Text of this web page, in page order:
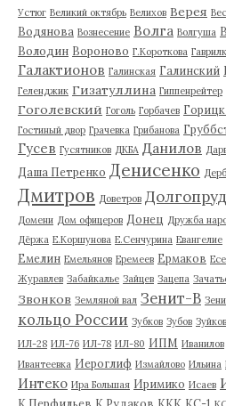
Устюг Великий октябрь Велихов Верея
Водянова Вознесение Волга Волгуша
Володин Вороново Г.Короткова
Галактионов Галинская Галинский
Геленджик Гизатуллина Гиппенрейтер
Гоголевский Гоголь Горбачев
Гостиный двор Грачевка Грибанова
Гусев Гусятников ДКБА Данилов
Даша Петренко Денисенко
Дмитров Доветров
Домени Дом офицеров Донец Дружба
Дёржа Е.Коршунова Е.Сенчурина Евангелие
Емелин Емельянов Еремеев Ермаков
Журавлев Забайкалье Зайцев Зацепа
Звонков Земляной вал Зенит-В
кольцо России Зубков Зубов Зуйков
ИЛ-28 ИЛ-76 ИЛ-78 ИЛ-80 ИПМ Иванилов
Ивантеевка Иероглиф Измайлово Ильина
Интеко Ира Большая Иримико Исаев
К.Перфильев К.Рудаков ККК КС-1